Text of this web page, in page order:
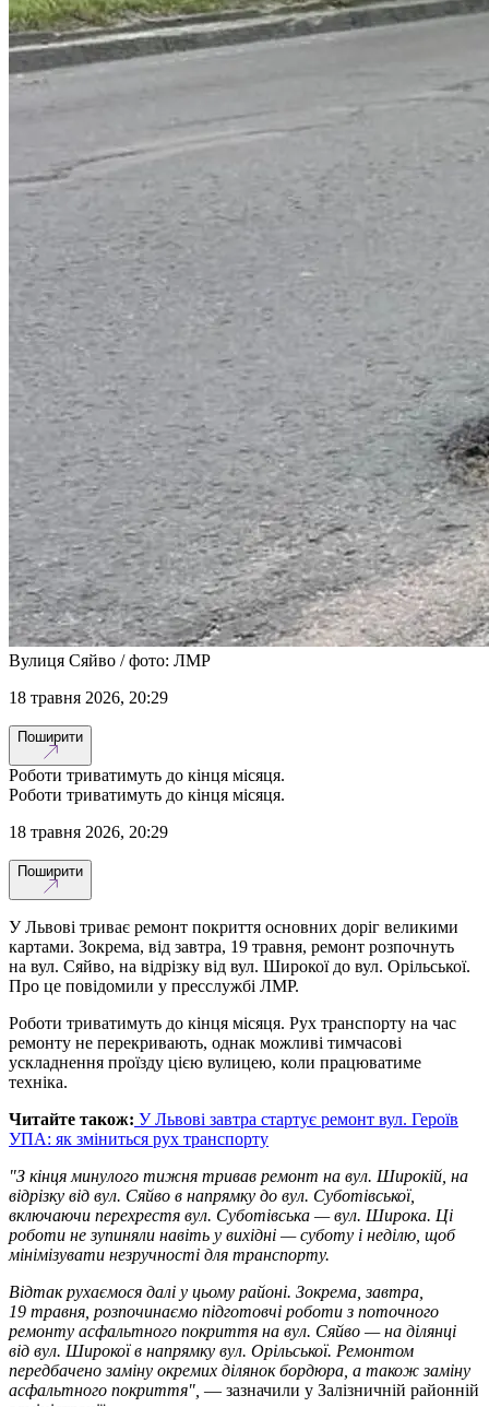
Вулиця Сяйво / фото: ЛМР
18 травня 2026, 20:29
Поширити
Роботи триватимуть до кінця місяця.
Роботи триватимуть до кінця місяця.
18 травня 2026, 20:29
Поширити
У Львові триває ремонт покриття основних доріг великими
картами. Зокрема, від завтра, 19 травня, ремонт розпочнуть
на вул. Сяйво, на відрізку від вул. Широкої до вул. Орільської.
Про це повідомили у пресслужбі ЛМР.
Роботи триватимуть до кінця місяця. Рух транспорту на час
ремонту не перекривають, однак можливі тимчасові
ускладнення проїзду цією вулицею, коли працюватиме
техніка.
Читайте також: У Львові завтра стартує ремонт вул. Героїв
УПА: як зміниться рух транспорту
"З кінця минулого тижня тривав ремонт на вул. Широкій, на
відрізку від вул. Сяйво в напрямку до вул. Суботівської,
включаючи перехрестя вул. Суботівська — вул. Широка. Ці
роботи не зупиняли навіть у вихідні — суботу і неділю, щоб
мінімізувати незручності для транспорту.
Відтак рухаємося далі у цьому районі. Зокрема, завтра,
19 травня, розпочинаємо підготовчі роботи з поточного
ремонту асфальтного покриття на вул. Сяйво — на ділянці
від вул. Широкої в напрямку вул. Орільської. Ремонтом
передбачено заміну окремих ділянок бордюра, а також заміну
асфальтного покриття", — зазначили у Залізничній районній